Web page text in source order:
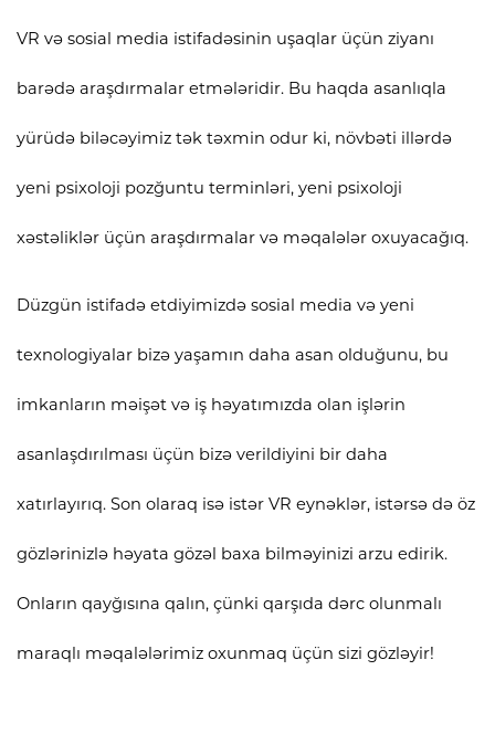
VR və sosial media istifadəsinin uşaqlar üçün ziyanı
barədə araşdırmalar etmələridir. Bu haqda asanlıqla
yürüdə biləcəyimiz tək təxmin odur ki, növbəti illərdə
yeni psixoloji pozğuntu terminləri, yeni psixoloji
xəstəliklər üçün araşdırmalar və məqalələr oxuyacağıq.
Düzgün istifadə etdiyimizdə sosial media və yeni
texnologiyalar bizə yaşamın daha asan olduğunu, bu
imkanların məişət və iş həyatımızda olan işlərin
asanlaşdırılması üçün bizə verildiyini bir daha
xatırlayırıq. Son olaraq isə istər VR eynəklər, istərsə də öz
gözlərinizlə həyata gözəl baxa bilməyinizi arzu edirik.
Onların qayğısına qalın, çünki qarşıda dərc olunmalı
maraqlı məqalələrimiz oxunmaq üçün sizi gözləyir!